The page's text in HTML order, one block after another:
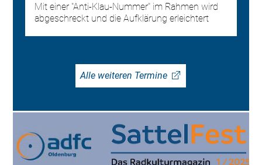
Mit einer "Anti-Klau-Nummer" im Rahmen wird
abgeschreckt und die Aufklärung erleichtert
Alle weiteren Termine